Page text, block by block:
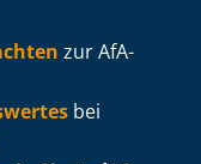
zur AfA-
bei